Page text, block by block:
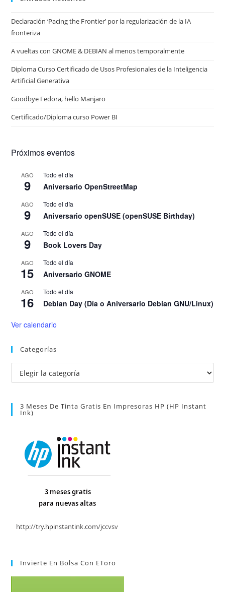
Declaración ‘Pacing the Frontier’ por la regularización de la IA
fronteriza
A vueltas con GNOME & DEBIAN al menos temporalmente
Diploma Curso Certificado de Usos Profesionales de la Inteligencia
Artificial Generativa
Goodbye Fedora, hello Manjaro
Certificado/Diploma curso Power BI
Próximos eventos
AGO
9
Todo el día
Aniversario OpenStreetMap
AGO
9
Todo el día
Aniversario openSUSE (openSUSE Birthday)
AGO
9
Todo el día
Book Lovers Day
AGO
15
Todo el día
Aniversario GNOME
AGO
16
Todo el día
Debian Day (Día o Aniversario Debian GNU/Linux)
Ver calendario
Categorías
Categorías
3 Meses De Tinta Gratis En Impresoras HP (HP Instant
Ink)
Invierte En Bolsa Con EToro